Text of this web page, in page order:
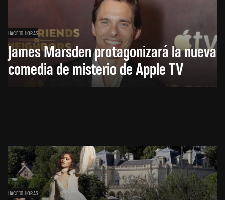
HACE 10 HORAS
James Marsden protagonizará la nueva
comedia de misterio de Apple TV
HACE 10 HORAS